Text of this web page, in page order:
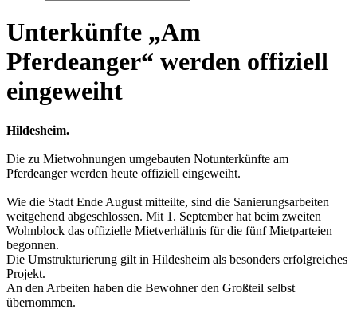
Unterkünfte „Am
Pferdeanger“ werden offiziell
eingeweiht
Hildesheim.
Die zu Mietwohnungen umgebauten Notunterkünfte am
Pferdeanger werden heute offiziell eingeweiht.
Wie die Stadt Ende August mitteilte, sind die Sanierungsarbeiten
weitgehend abgeschlossen. Mit 1. September hat beim zweiten
Wohnblock das offizielle Mietverhältnis für die fünf Mietparteien
begonnen.
Die Umstrukturierung gilt in Hildesheim als besonders erfolgreiches
Projekt.
An den Arbeiten haben die Bewohner den Großteil selbst
übernommen.